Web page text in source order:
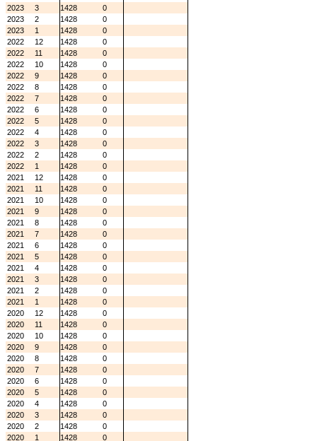
2023
3 1428
0
2023
2 1428
0
2023
1 1428
0
2022
12 1428
0
2022
11 1428
0
2022
10 1428
0
2022
9 1428
0
2022
8 1428
0
2022
7 1428
0
2022
6 1428
0
2022
5 1428
0
2022
4 1428
0
2022
3 1428
0
2022
2 1428
0
2022
1 1428
0
2021
12 1428
0
2021
11 1428
0
2021
10 1428
0
2021
9 1428
0
2021
8 1428
0
2021
7 1428
0
2021
6 1428
0
2021
5 1428
0
2021
4 1428
0
2021
3 1428
0
2021
2 1428
0
2021
1 1428
0
2020
12 1428
0
2020
11 1428
0
2020
10 1428
0
2020
9 1428
0
2020
8 1428
0
2020
7 1428
0
2020
6 1428
0
2020
5 1428
0
2020
4 1428
0
2020
3 1428
0
2020
2 1428
0
2020
1 1428
0